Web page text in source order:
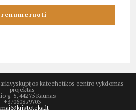
katechetikos centro vykdomas
projektas
g. 5, 44275 Kaunas
+37060879703